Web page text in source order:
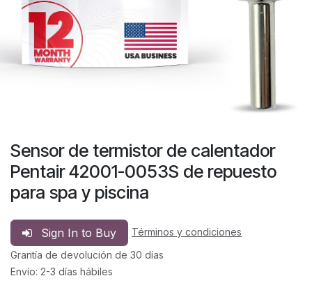
Sensor de termistor de calentador
Pentair 42001-0053S de repuesto
para spa y piscina
Sign In to Buy
Términos y condiciones
Grantía de devolución de 30 días
Envío: 2-3 días hábiles